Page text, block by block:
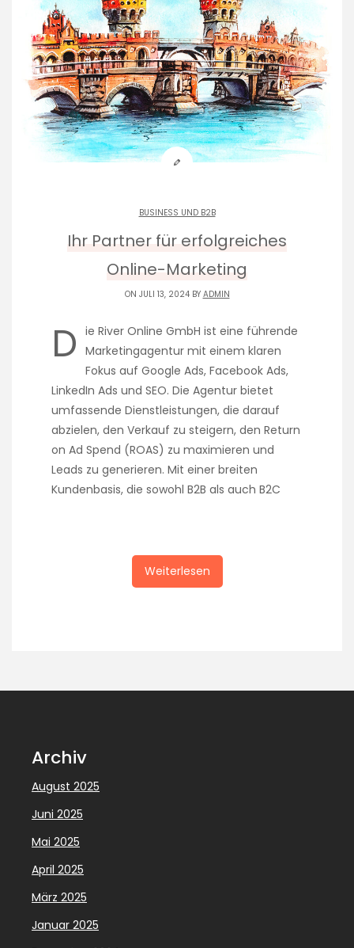
BUSINESS UND B2B
Ihr Partner für erfolgreiches
Online-Marketing
ON JULI 13, 2024 BY ADMIN
D ie River Online GmbH ist eine führende
Marketingagentur mit einem klaren
Fokus auf Google Ads, Facebook Ads,
LinkedIn Ads und SEO. Die Agentur bietet
umfassende Dienstleistungen, die darauf
abzielen, den Verkauf zu steigern, den Return
on Ad Spend (ROAS) zu maximieren und
Leads zu generieren. Mit einer breiten
Kundenbasis, die sowohl B2B als auch B2C
Weiterlesen
Archiv
August 2025
Juni 2025
Mai 2025
April 2025
März 2025
Januar 2025